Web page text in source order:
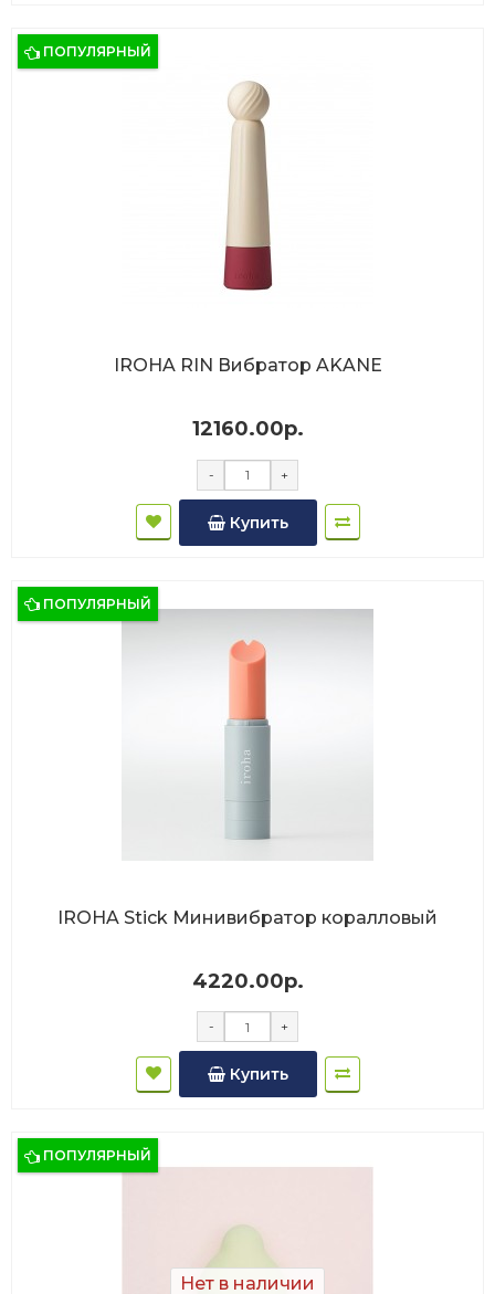
ПОПУЛЯРНЫЙ
IROHA RIN Вибратор AKANE
12160.00р.
- +
Купить
ПОПУЛЯРНЫЙ
IROHA Stick Минивибратор коралловый
4220.00р.
- +
Купить
ПОПУЛЯРНЫЙ
Нет в наличии